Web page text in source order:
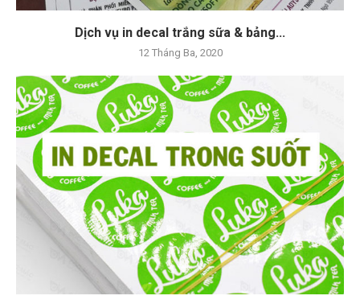
Dịch vụ in decal trắng sữa & bảng...
12 Tháng Ba, 2020